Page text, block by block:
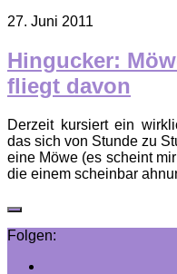
27. Juni 2011
Hingucker:
fliegt davon
Derzeit kursiert ein
das sich von Stunde zu
eine Möwe (es scheint
die einem scheinbar
Folgen: